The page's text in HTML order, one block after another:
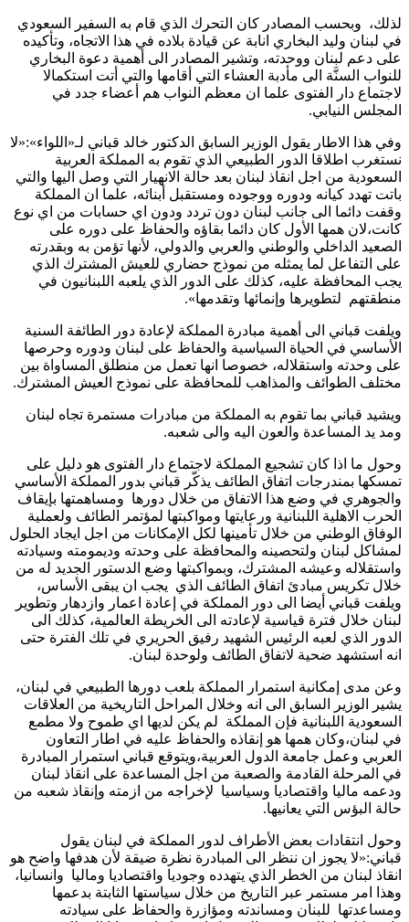
لذلك، وبحسب المصادر كان التحرك الذي قام به السفير السعودي
في لبنان وليد البخاري انابة عن قيادة بلاده في هذا الاتجاه، وتأكيده
على دعم لبنان ووحدته، وتشير المصادر الى أهمية دعوة البخاري
للنواب السنَّة الى مأدبة العشاء التي أقامها والتي أتت استكمالا
لاجتماع دار الفتوى علما ان معظم النواب هم أعضاء جدد في
المجلس النيابي.
وفي هذا الاطار يقول الوزير السابق الدكتور خالد قباني لـ«اللواء»:«لا
نستغرب اطلاقا الدور الطبيعي الذي تقوم به المملكة العربية
السعودية من اجل انقاذ لبنان بعد حالة الانهيار التي وصل اليها والتي
باتت تهدد كيانه ودوره ووجوده ومستقبل أبنائه، علما ان المملكة
وقفت دائما الى جانب لبنان دون تردد ودون اي حسابات من اي نوع
كانت،لان همها الأول كان دائما بقاؤه والحفاظ على دوره على
الصعيد الداخلي والوطني والعربي والدولي، لأنها تؤمن به وبقدرته
على التفاعل لما يمثله من نموذج حضاري للعيش المشترك الذي
يجب المحافظة عليه، كذلك على الدور الذي يلعبه اللبنانيون في
منطقتهم لتطويرها وإنمائها وتقدمها».
ويلفت قباني الى أهمية مبادرة المملكة لإعادة دور الطائفة السنية
الأساسي في الحياة السياسية والحفاظ على لبنان ودوره وحرصها
على وحدته واستقلاله، خصوصا انها تعمل من منطلق المساواة بين
مختلف الطوائف والمذاهب للمحافظة على نموذج العيش المشترك.
ويشيد قباني بما تقوم به المملكة من مبادرات مستمرة تجاه لبنان
ومد يد المساعدة والعون اليه والى شعبه.
وحول ما اذا كان تشجيع المملكة لاجتماع دار الفتوى هو دليل على
تمسكها بمندرجات اتفاق الطائف يذكّر قباني بدور المملكة الأساسي
والجوهري في وضع هذا الاتفاق من خلال دورها ومساهمتها بإيقاف
الحرب الاهلية اللبنانية ورعايتها ومواكبتها لمؤتمر الطائف ولعملية
الوفاق الوطني من خلال تأمينها لكل الإمكانات من اجل ايجاد الحلول
لمشاكل لبنان ولتحصينه والمحافظة على وحدته وديمومته وسيادته
واستقلاله وعيشه المشترك، وبمواكبتها وضع الدستور الجديد له من
خلال تكريس مبادئ اتفاق الطائف الذي يجب ان يبقى الأساس،
ويلفت قباني أيضا الى دور المملكة في إعادة اعمار وازدهار وتطوير
لبنان خلال فترة قياسية لإعادته الى الخريطة العالمية، كذلك الى
الدور الذي لعبه الرئيس الشهيد رفيق الحريري في تلك الفترة حتى
انه استشهد ضحية لاتفاق الطائف ولوحدة لبنان.
وعن مدى إمكانية استمرار المملكة بلعب دورها الطبيعي في لبنان،
يشير الوزير السابق الى انه وخلال المراحل التاريخية من العلاقات
السعودية اللبنانية فإن المملكة لم يكن لديها اي طموح ولا مطمع
في لبنان،وكان همها هو إنقاذه والحفاظ عليه في اطار التعاون
العربي وعمل جامعة الدول العربية،ويتوقع قباني استمرار المبادرة
في المرحلة القادمة والصعبة من اجل المساعدة على انقاذ لبنان
ودعمه ماليا واقتصاديا وسياسيا لإخراجه من ازمته وإنقاذ شعبه من
حالة البؤس التي يعانيها.
وحول انتقادات بعض الأطراف لدور المملكة في لبنان يقول
قباني:«لا يجوز ان ننظر الى المبادرة نظرة ضيقة لأن هدفها واضح هو
انقاذ لبنان من الخطر الذي يتهدده وجوديا واقتصاديا وماليا وانسانيا،
وهذا امر مستمر عبر التاريخ من خلال سياستها الثابتة بدعمها
ومساعدتها للبنان ومساندته ومؤازرة والحفاظ على سيادته